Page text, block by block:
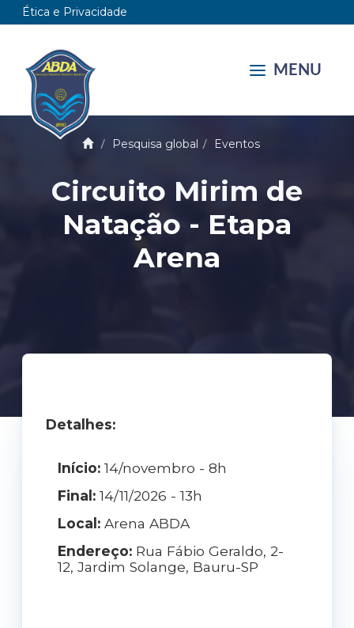
Ética e Privacidade
MENU
Pesquisa global Eventos
Circuito Mirim de
Natação - Etapa
Arena
Detalhes:
Início:14/novembro - 8h
Final:14/11/2026 - 13h
Local:Arena ABDA
Endereço: Rua Fábio Geraldo, 2-
12, Jardim Solange, Bauru-SP